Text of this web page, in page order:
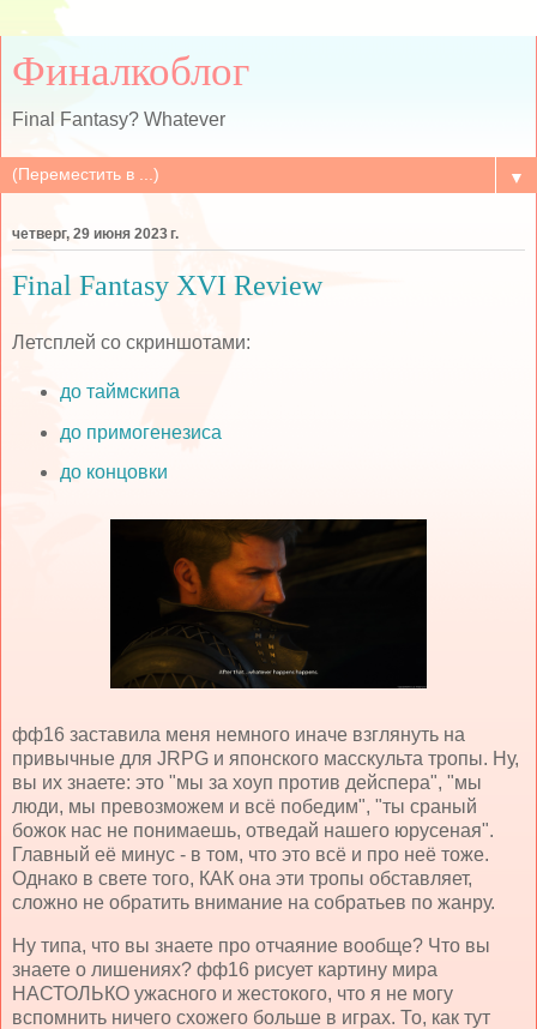
Финалкоблог
Final Fantasy? Whatever
▼
четверг, 29 июня 2023 г.
Final Fantasy XVI Review
Летсплей со скриншотами:
до таймскипа
до примогенезиса
до концовки
фф16 заставила меня немного иначе взглянуть на
привычные для JRPG и японского масскульта тропы. Ну,
вы их знаете: это "мы за хоуп против дейспера", "мы
люди, мы превозможем и всё победим", "ты сраный
божок нас не понимаешь, отведай нашего юрусеная".
Главный её минус - в том, что это всё и про неё тоже.
Однако в свете того, КАК она эти тропы обставляет,
сложно не обратить внимание на собратьев по жанру.
Ну типа, что вы знаете про отчаяние вообще? Что вы
знаете о лишениях? фф16 рисует картину мира
НАСТОЛЬКО ужасного и жестокого, что я не могу
вспомнить ничего схожего больше в играх. То, как тут